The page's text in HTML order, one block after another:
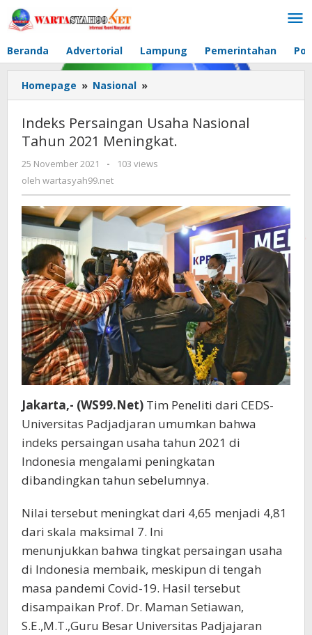
Lewati
ke
Beranda
Advertorial Lampung Pemerintahan
Homepage » Nasional »
Persaingan
Usaha
Nasional
Tahun
Indeks Persaingan Usaha Nasional
Tahun 2021 Meningkat.
25 November 2021
oleh
wartasyah99.net
-
103 views
oleh wartasyah99.net
Jakarta,- (WS99.Net) Tim Peneliti dari CEDS-
Universitas Padjadjaran umumkan bahwa
indeks persaingan usaha tahun 2021 di
Indonesia mengalami peningkatan
dibandingkan tahun sebelumnya.
Nilai tersebut meningkat dari 4,65 menjadi 4,81
dari skala maksimal 7. Ini
menunjukkan bahwa tingkat persaingan usaha
di Indonesia membaik, meskipun di tengah
masa pandemi Covid-19. Hasil tersebut
disampaikan Prof. Dr. Maman Setiawan,
S.E.,M.T.,Guru Besar Universitas Padjajaran